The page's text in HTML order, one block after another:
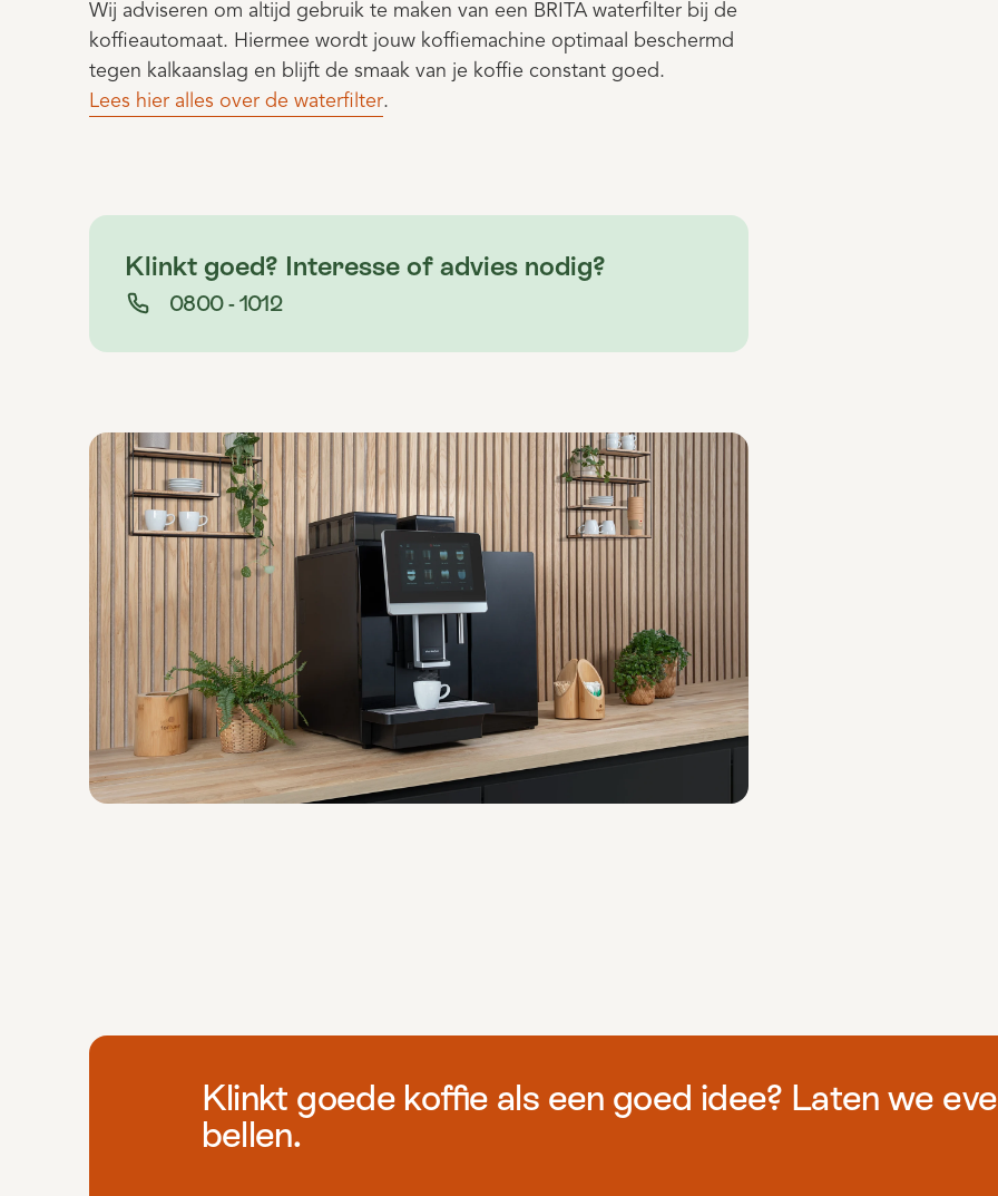
Wij adviseren om altijd gebruik te maken van een BRITA waterfilter bij de
koffieautomaat. Hiermee wordt jouw koffiemachine optimaal beschermd
tegen kalkaanslag en blijft de smaak van je koffie constant goed.
Lees hier alles over de waterfilter.
Klinkt goed? Interesse of advies nodig?
0800 - 1012
Klinkt goede koffie als een goed idee? Laten we
bellen.